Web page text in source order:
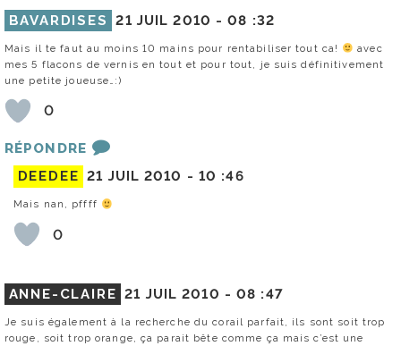
BAVARDISES 21 JUIL 2010 -08 :32
Mais il te faut au moins 10 mains pour rentabiliser tout ca!
avec
mes 5 flacons de vernis en tout et pour tout, je suis définitivement
une petite joueuse…:)
0
RÉPONDRE
DEEDEE 21 JUIL 2010 - 10 :46
Mais nan, pffff
0
ANNE-CLAIRE 21 JUIL 2010 -08 :47
Je suis également à la recherche du corail parfait, ils sont soit trop
rouge, soit trop orange, ça parait bête comme ça mais c’est une